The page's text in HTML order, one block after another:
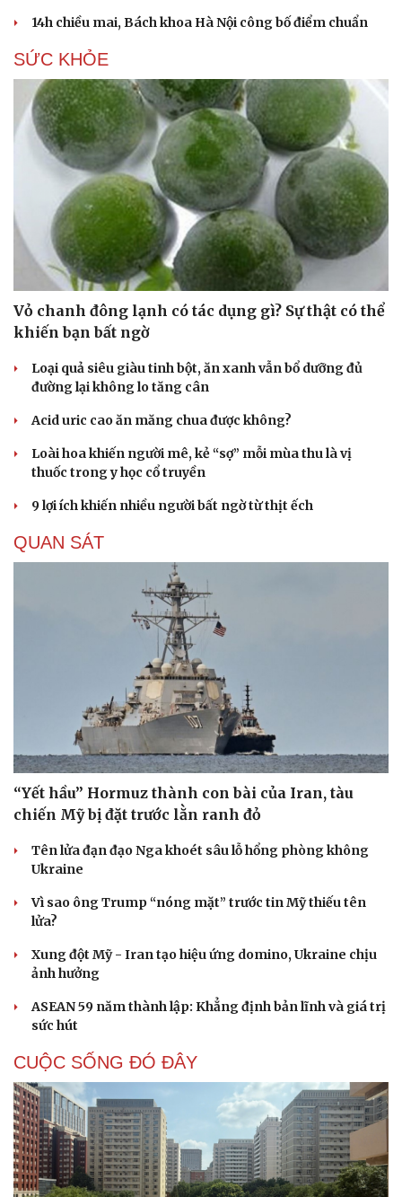
14h chiều mai, Bách khoa Hà Nội công bố điểm chuẩn
SỨC KHỎE
Vỏ chanh đông lạnh có tác dụng gì? Sự thật có thể
khiến bạn bất ngờ
Loại quả siêu giàu tinh bột, ăn xanh vẫn bổ dưỡng đủ
đường lại không lo tăng cân
Acid uric cao ăn măng chua được không?
Loài hoa khiến người mê, kẻ “sợ” mỗi mùa thu là vị
thuốc trong y học cổ truyền
9 lợi ích khiến nhiều người bất ngờ từ thịt ếch
QUAN SÁT
“Yết hầu” Hormuz thành con bài của Iran, tàu
chiến Mỹ bị đặt trước lằn ranh đỏ
Tên lửa đạn đạo Nga khoét sâu lỗ hổng phòng không
Ukraine
Vì sao ông Trump “nóng mặt” trước tin Mỹ thiếu tên
lửa?
Xung đột Mỹ - Iran tạo hiệu ứng domino, Ukraine chịu
ảnh hưởng
ASEAN 59 năm thành lập: Khẳng định bản lĩnh và giá trị
sức hút
CUỘC SỐNG ĐÓ ĐÂY